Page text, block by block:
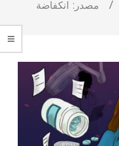
مصدر: انكفاضة